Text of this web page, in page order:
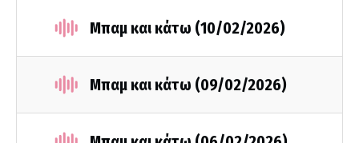
Μπαμ και κάτω (10/02/2026)
Μπαμ και κάτω (09/02/2026)